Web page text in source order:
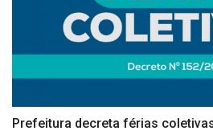
Prefeitura decreta férias